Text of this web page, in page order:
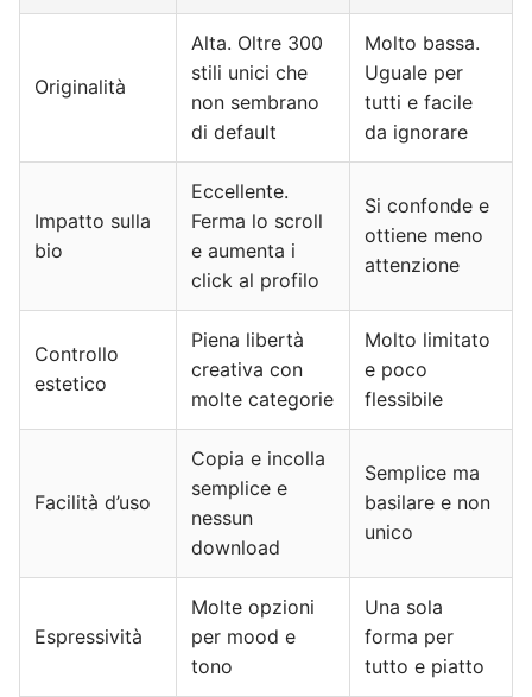
Originalità
Alta. Oltre 300
stili unici che
non sembrano
di default
Molto bassa.
Uguale per
tutti e facile
da ignorare
Impatto sulla
bio
Eccellente.
Ferma lo scroll
e aumenta i
click al profilo
Si confonde e
ottiene meno
attenzione
Controllo
estetico
Piena libertà
creativa con
molte categorie
Molto limitato
e poco
flessibile
Facilità d’uso
Copia e incolla
semplice e
nessun
download
Semplice ma
basilare e non
unico
Espressività
Molte opzioni
per mood e
tono
Una sola
forma per
tutto e piatto